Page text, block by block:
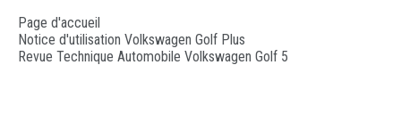
Page d'accueil
Notice d'utilisation Volkswagen Golf Plus
Revue Technique Automobile Volkswagen Golf 5